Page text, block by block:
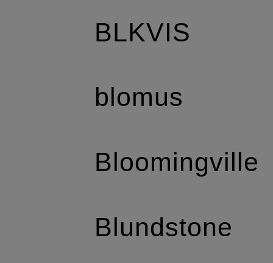
BLKVIS
blomus
Bloomingville
Blundstone